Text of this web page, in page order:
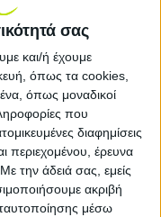
σας
και/ή έχουμε
όπως τα cookies,
όπως μοναδικοί
που
διαφημίσεις
περιεχομένου, έρευνα
Με την άδειά σας, εμείς
ακριβή
μέσω
σωστά
(πέρα από το
πρωτεΐνης.
και λιγότερο